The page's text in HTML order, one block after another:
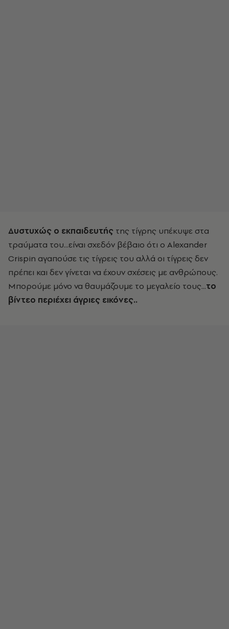
Δυστυχώς ο εκπαιδευτής της τίγρης υπέκυψε στα
τραύματα του...είναι σχεδόν βέβαιο ότι ο Alexander
Crispin αγαπούσε τις τίγρεις του αλλά οι τίγρεις δεν
πρέπει και δεν γίνεται να έχουν σχέσεις με ανθρώπους.
Μπορούμε μόνο να θαυμάζουμε το μεγαλείο τους...το
βίντεο περιέχει άγριες εικόνες..